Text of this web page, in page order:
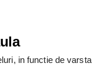
in functie de varsta